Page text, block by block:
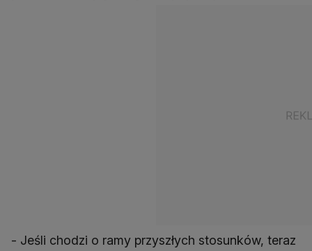
- Jeśli chodzi o ramy przyszłych stosunków, teraz